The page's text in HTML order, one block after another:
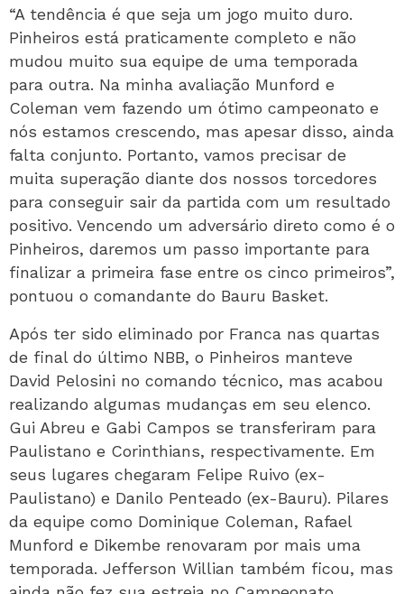
“A tendência é que seja um jogo muito duro.
Pinheiros está praticamente completo e não
mudou muito sua equipe de uma temporada
para outra. Na minha avaliação Munford e
Coleman vem fazendo um ótimo campeonato e
nós estamos crescendo, mas apesar disso, ainda
falta conjunto. Portanto, vamos precisar de
muita superação diante dos nossos torcedores
para conseguir sair da partida com um resultado
positivo. Vencendo um adversário direto como é o
Pinheiros, daremos um passo importante para
finalizar a primeira fase entre os cinco primeiros”,
pontuou o comandante do Bauru Basket.
Após ter sido eliminado por Franca nas quartas
de final do último NBB, o Pinheiros manteve
David Pelosini no comando técnico, mas acabou
realizando algumas mudanças em seu elenco.
Gui Abreu e Gabi Campos se transferiram para
Paulistano e Corinthians, respectivamente. Em
seus lugares chegaram Felipe Ruivo (ex-
Paulistano) e Danilo Penteado (ex-Bauru). Pilares
da equipe como Dominique Coleman, Rafael
Munford e Dikembe renovaram por mais uma
temporada. Jefferson Willian também ficou, mas